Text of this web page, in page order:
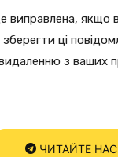
виправлена, якщо
ці
з ваших
ЧИТАЙТЕ